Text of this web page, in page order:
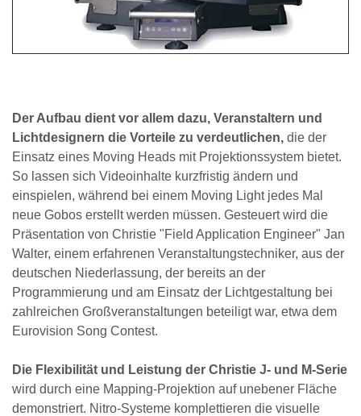
Der Aufbau dient vor allem dazu, Veranstaltern und
Lichtdesignern die Vorteile zu verdeutlichen, die der
Einsatz eines Moving Heads mit Projektionssystem bietet.
So lassen sich Videoinhalte kurzfristig ändern und
einspielen, während bei einem Moving Light jedes Mal
neue Gobos erstellt werden müssen. Gesteuert wird die
Präsentation von Christie "Field Application Engineer" Jan
Walter, einem erfahrenen Veranstaltungstechniker, aus der
deutschen Niederlassung, der bereits an der
Programmierung und am Einsatz der Lichtgestaltung bei
zahlreichen Großveranstaltungen beteiligt war, etwa dem
Eurovision Song Contest.
Die Flexibilität und Leistung der Christie J- und M-Serie
wird durch eine Mapping-Projektion auf unebener Fläche
demonstriert. Nitro-Systeme komplettieren die visuelle